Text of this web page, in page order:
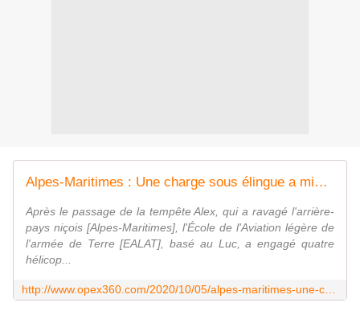
Alpes-Maritimes : Une charge sous élingue a mis en danger un hélicoptère NH-90 de l'ALAT
Après le passage de la tempête Alex, qui a ravagé l'arrière-
pays niçois [Alpes-Maritimes], l'École de l'Aviation légère de
l'armée de Terre [EALAT], basé au Luc, a engagé quatre
hélicop...